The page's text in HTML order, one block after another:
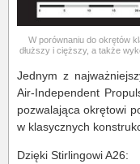
W porównaniu do okrętów
dłuższy i cięższy, a także
Jednym z
Air-Independent
pozwalająca okrętowi
w klasycznych
Dzięki Stirlingowi A26: